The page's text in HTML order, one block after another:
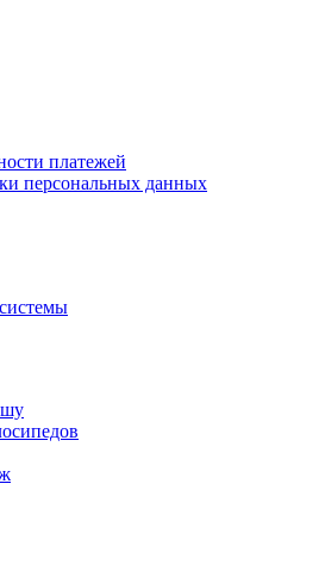
платежей
персональных данных